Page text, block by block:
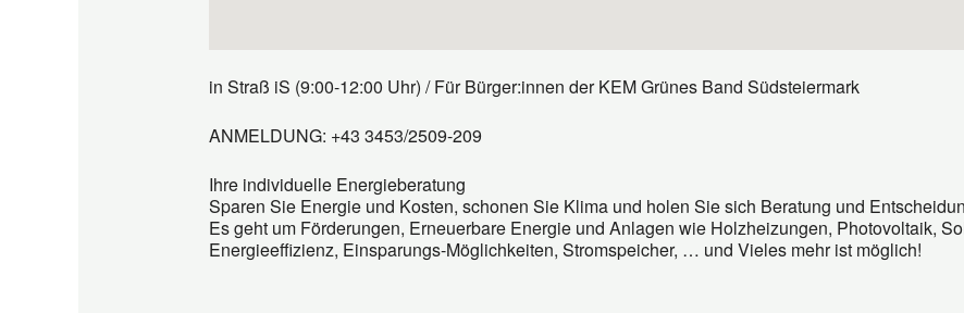
in Straß iS (9:00-12:00 Uhr) / Für Bürger:innen der KEM Grünes Band Südsteiermark
ANMELDUNG: +43 3453/2509-209
Ihre individuelle Energieberatung
Sparen Sie Energie und Kosten, schonen Sie Klima und holen Sie sich Beratung und
Es geht um Förderungen, Erneuerbare Energie und Anlagen wie Holzheizungen, Photovoltaik,
Energieeffizienz, Einsparungs-Möglichkeiten, Stromspeicher, … und Vieles mehr ist möglich!